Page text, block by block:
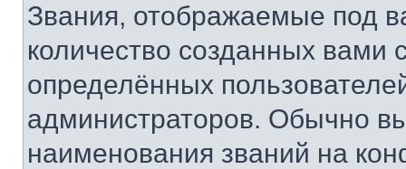
Звания, отображаемые под
количество созданных
определённых
администраторов. Обычно
наименования званий на